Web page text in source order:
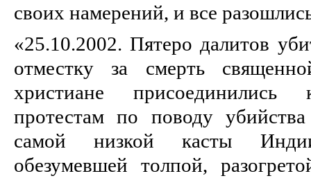
своих намерений, и все
«25.10.2002. Пятеро далитов
отместку за смерть
христиане присоединились
протестам по поводу
самой низкой касты
обезумевшей толпой,